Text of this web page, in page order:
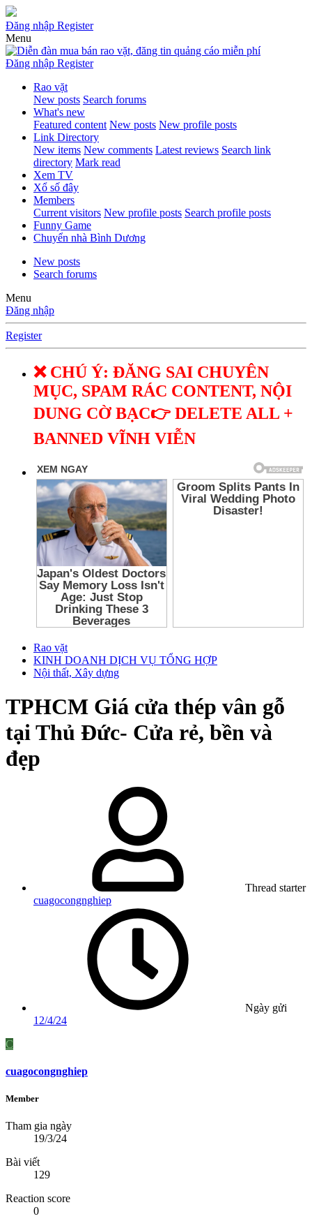
Đăng nhập Register
Menu
Đăng nhập Register
Rao vặt
New posts Search forums
What's new
Featured content New posts New profile posts
Link Directory
New items New comments Latest reviews Search link
directory Mark read
Xem TV
Xổ số đây
Members
Current visitors New profile posts Search profile posts
Funny Game
Chuyển nhà Bình Dương
New posts
Search forums
Menu
Đăng nhập
Register
❌ CHÚ Ý: ĐĂNG SAI CHUYÊN
MỤC, SPAM RÁC CONTENT, NỘI
DUNG CỜ BẠC👉 DELETE ALL +
BANNED VĨNH VIỄN
Rao vặt
KINH DOANH DỊCH VỤ TỔNG HỢP
Nội thất, Xây dựng
TPHCM Giá cửa thép vân gỗ
tại Thủ Đức- Cửa rẻ, bền và
đẹp
Thread starter
cuagocongnghiep
Ngày gửi
12/4/24
C
cuagocongnghiep
Member
Tham gia ngày
19/3/24
Bài viết
129
Reaction score
0